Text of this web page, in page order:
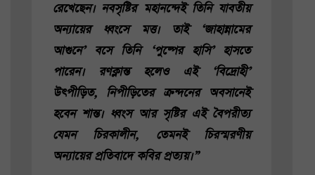
রেখেছেন। নবসৃষ্টির মহানন্দেই তিনি যাবতীয়
অন্যায়ের ধ্বংসে মত্ত। তাই ‘জাহান্নামের
আগুনে’ বসে তিনি ‘পুষ্পের হাসি’ হাসতে
পারেন। রণক্লান্ত হলেও এই ‘বিদ্রোহী’
উৎপীড়িত, নিপীড়িতের ক্রন্দনের অবসানেই
হবেন শান্ত। ধ্বংস আর সৃষ্টির এই বৈপরীত্য
যেমন চিরকালীন, তেমনই চিরস্মরণীয়
অন্যায়ের প্রতিবাদে কবির প্রত্যয়।”